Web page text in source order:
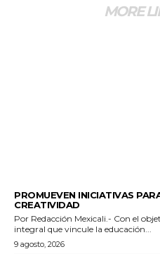
MORE
PROMUEVEN INICIATIVAS
CREATIVIDAD
Por Redacción Mexicali.- Con el objetivo de construir un ecosistema
integral que vincule la educación...
9 agosto, 2026